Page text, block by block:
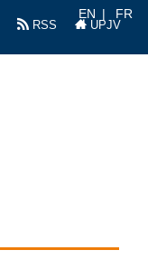
RSS UPJV
EN FR